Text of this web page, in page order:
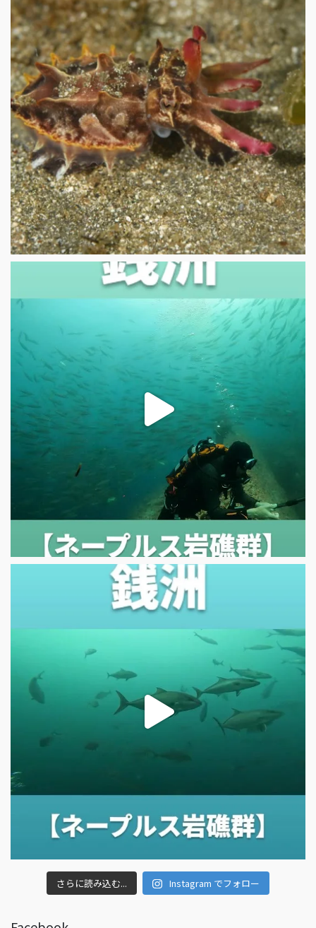
さらに読み込む... Instagram でフォロー